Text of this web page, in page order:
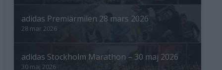
adidas Premiärmilen 28 mars 2026
28 mar 2026
adidas Stockholm Marathon – 30 maj 2026
30 maj 2026